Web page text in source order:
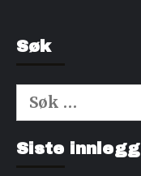
Søk
Søk
etter:
Siste innlegg